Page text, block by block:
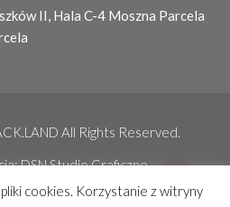
II, Hala C-4 Moszna Parcela
All Rights Reserved.
DSN Studio Graficzne
cookies. Korzystanie z witryny